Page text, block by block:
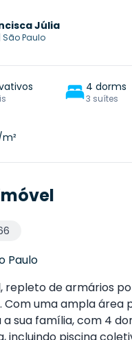
Júlia
São Paulo
4 dorms
3 suítes
Paulo
repleto de armários
uma ampla área
sua família, com 4
incluindo piscina